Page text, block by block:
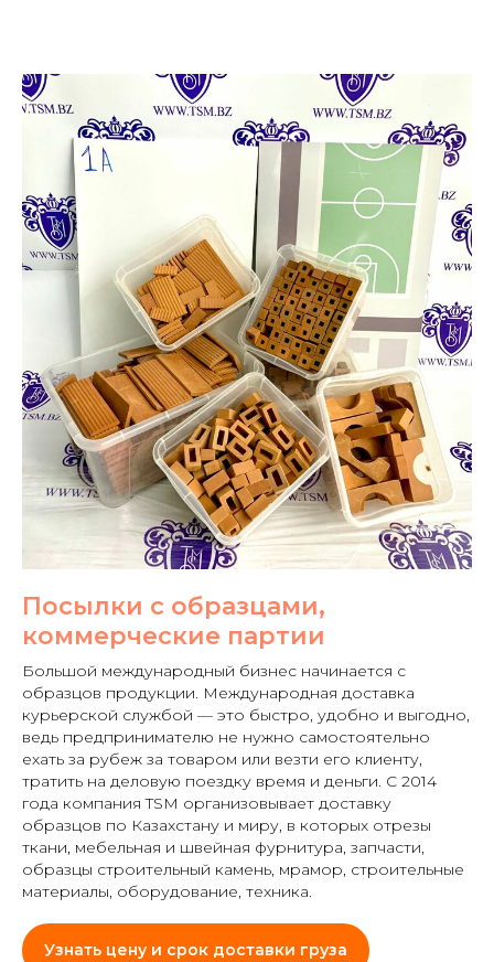
Посылки с образцами,
коммерческие партии
Большой международный бизнес начинается с
образцов продукции. Международная доставка
курьерской службой — это быстро, удобно и выгодно,
ведь предпринимателю не нужно самостоятельно
ехать за рубеж за товаром или везти его клиенту,
тратить на деловую поездку время и деньги. С 2014
года компания TSM организовывает доставку
образцов по Казахстану и миру, в которых отрезы
ткани, мебельная и швейная фурнитура, запчасти,
образцы строительный камень, мрамор, строительные
материалы, оборудование, техника.
Узнать цену и срок доставки груза